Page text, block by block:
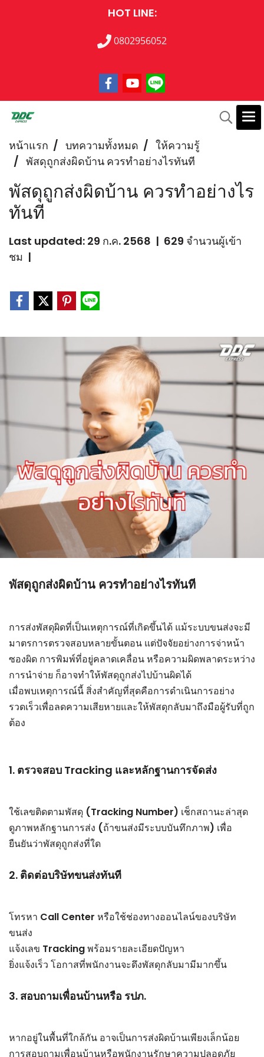
HOT LINE:
0802956052
หน้าแรก บทความทั้งหมด
ให้ความรู้
พัสดุถูกส่งผิดบ้าน ควรทำอย่างไรทันที
พัสดุถูกส่งผิดบ้าน ควรทำอย่างไร
ทันที
Last updated: 29 ก.ค. 2568 | 629 จำนวนผู้เข้า
ชม |
พัสดุถูกส่งผิดบ้าน ควรทำอย่างไรทันที
การส่งพัสดุผิดที่เป็นเหตุการณ์ที่เกิดขึ้นได้ แม้ระบบขนส่งจะมี
มาตรการตรวจสอบหลายขั้นตอน แต่ปัจจัยอย่างการจ่าหน้า
ซองผิด การพิมพ์ที่อยู่คลาดเคลื่อน หรือความผิดพลาดระหว่าง
การนำจ่าย ก็อาจทำให้พัสดุถูกส่งไปบ้านผิดได้
เมื่อพบเหตุการณ์นี้ สิ่งสำคัญที่สุดคือการดำเนินการอย่าง
รวดเร็วเพื่อลดความเสียหายและให้พัสดุกลับมาถึงมือผู้รับที่ถูก
ต้อง
1. ตรวจสอบ Tracking และหลักฐานการจัดส่ง
ใช้เลขติดตามพัสดุ (Tracking Number) เช็กสถานะล่าสุด
ดูภาพหลักฐานการส่ง (ถ้าขนส่งมีระบบบันทึกภาพ) เพื่อ
ยืนยันว่าพัสดุถูกส่งที่ใด
2. ติดต่อบริษัทขนส่งทันที
โทรหา Call Center หรือใช้ช่องทางออนไลน์ของบริษัท
ขนส่ง
แจ้งเลข Tracking พร้อมรายละเอียดปัญหา
ยิ่งแจ้งเร็ว โอกาสที่พนักงานจะดึงพัสดุกลับมามีมากขึ้น
3. สอบถามเพื่อนบ้านหรือ รปภ.
หากอยู่ในพื้นที่ใกล้กัน อาจเป็นการส่งผิดบ้านเพียงเล็กน้อย
การสอบถามเพื่อนบ้านหรือพนักงานรักษาความปลอดภัย